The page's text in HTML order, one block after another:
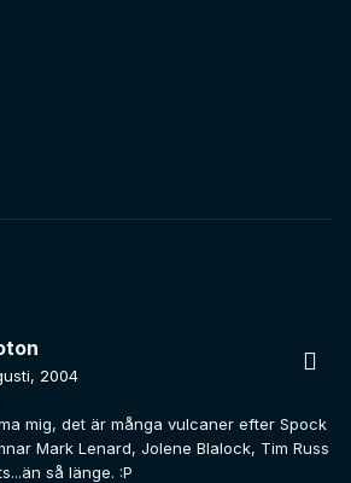
2004
mig, det är många vulcaner efter Spock
Mark Lenard, Jolene Blalock, Tim Russ
så länge. :P